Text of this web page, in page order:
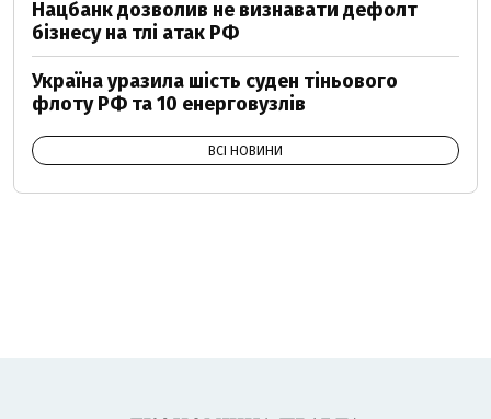
Нацбанк дозволив не визнавати дефолт
бізнесу на тлі атак РФ
Україна уразила шість суден тіньового
флоту РФ та 10 енерговузлів
ВСІ НОВИНИ